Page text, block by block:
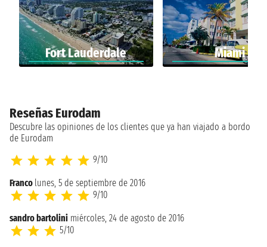
Fort Lauderdale Miami
Reseñas Eurodam
Descubre las opiniones de los clientes que ya han viajado a bordo
de Eurodam
9/10
Franco lunes, 5 de septiembre de 2016
9/10
sandro bartolini miércoles, 24 de agosto de 2016
5/10